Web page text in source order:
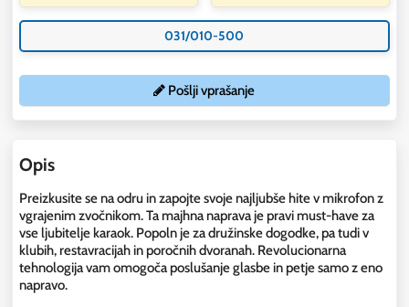
031/010-500
Pošlji vprašanje
Opis
Preizkusite se na odru in zapojte svoje najljubše hite v mikrofon z
vgrajenim zvočnikom. Ta majhna naprava je pravi must-have za
vse ljubitelje karaok. Popoln je za družinske dogodke, pa tudi v
klubih, restavracijah in poročnih dvoranah. Revolucionarna
tehnologija vam omogoča poslušanje glasbe in petje samo z eno
napravo.